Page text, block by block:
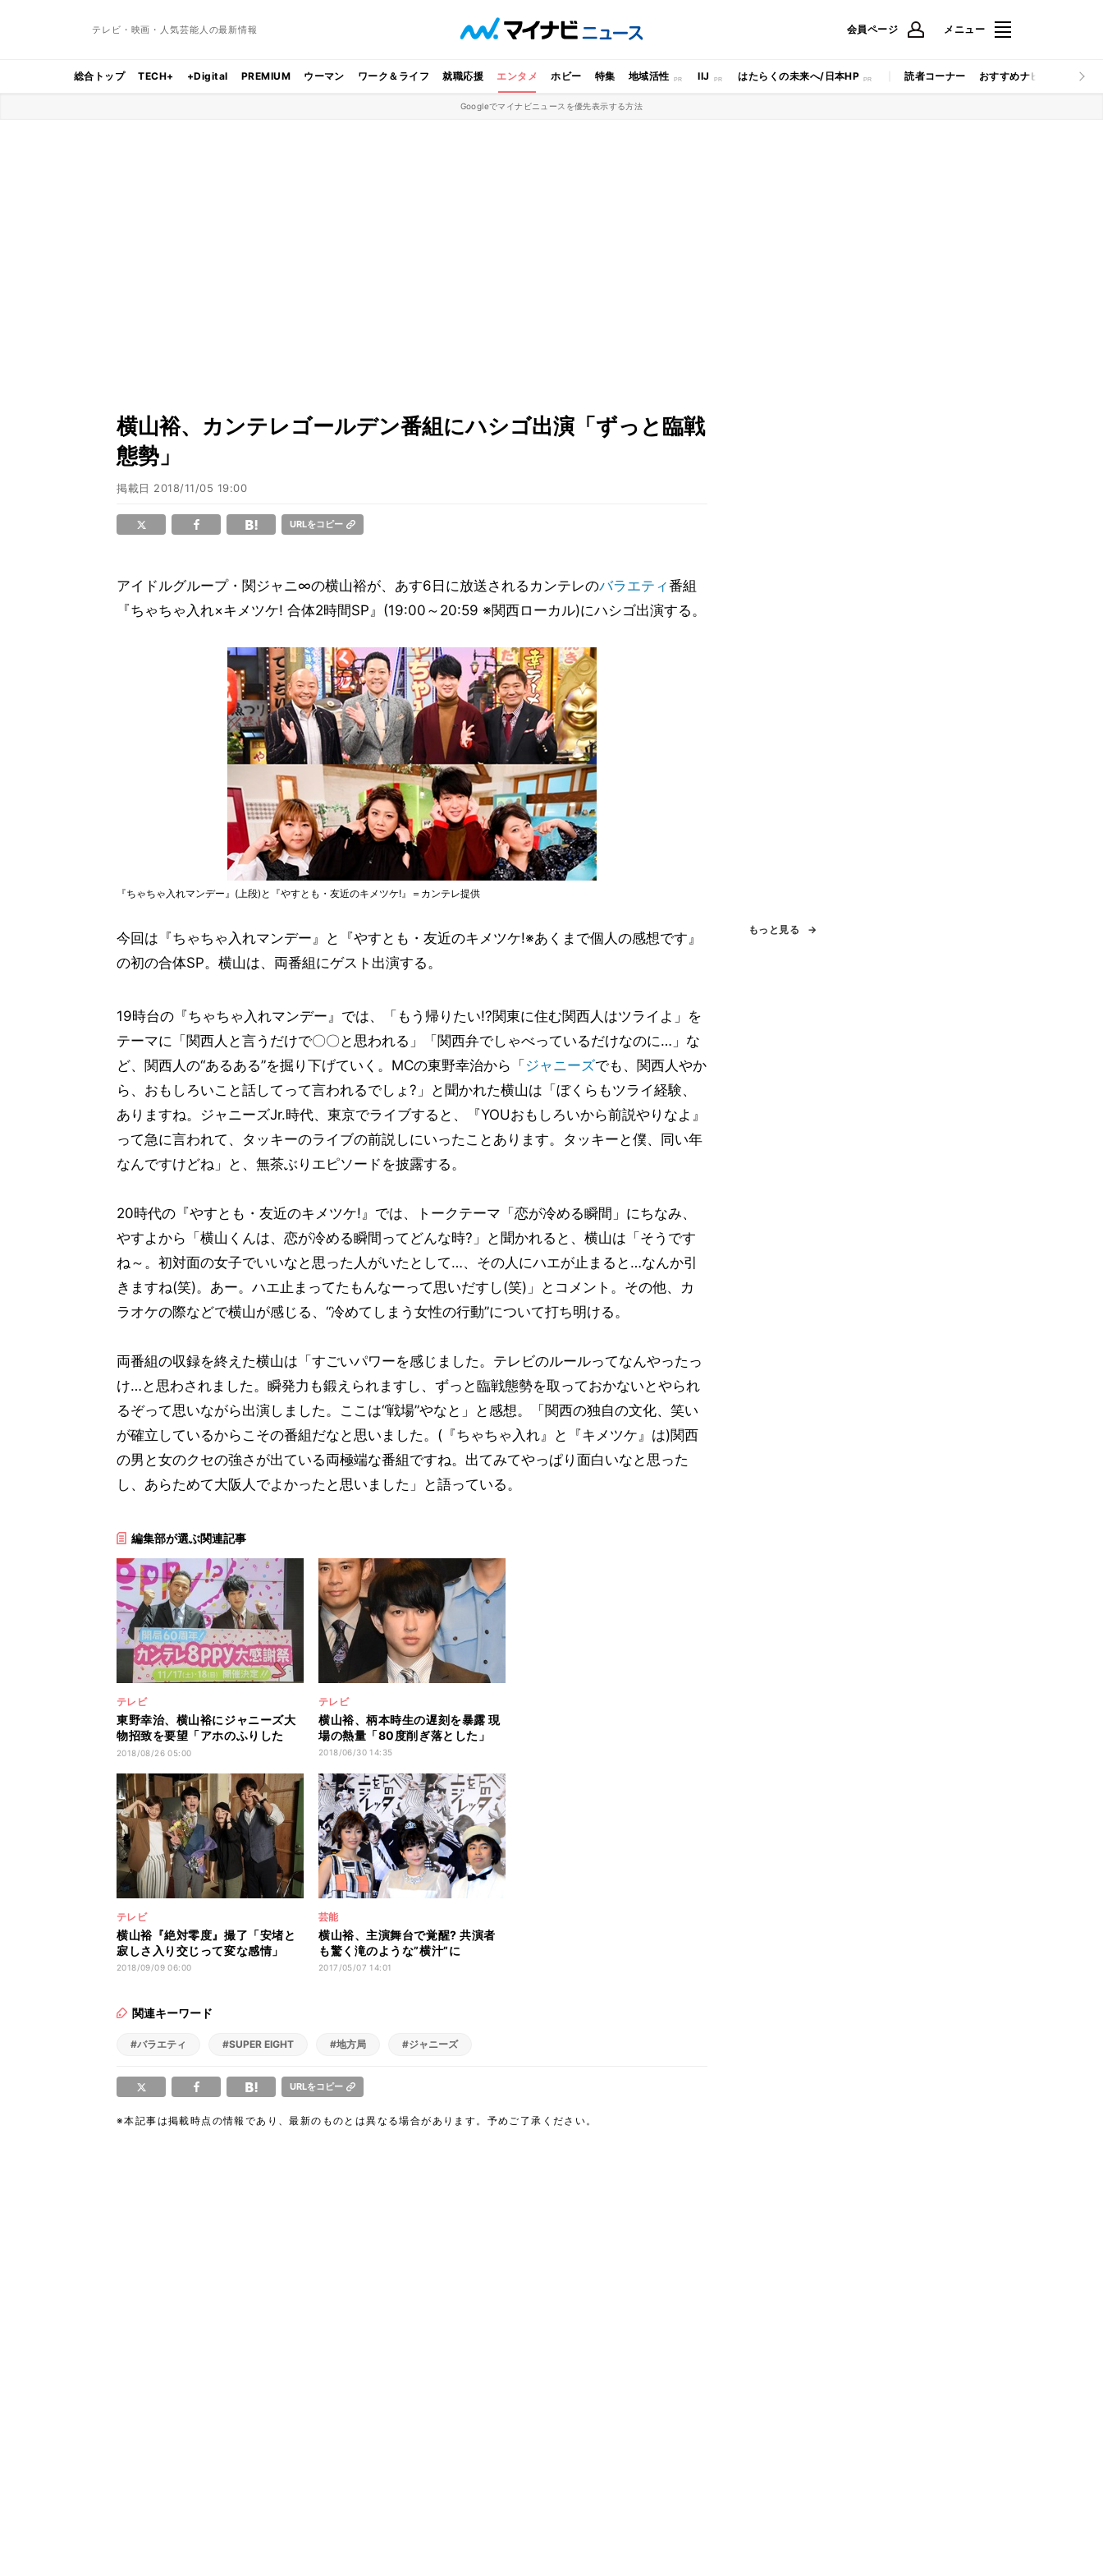
テレビ・映画・人気芸能人の最新情報 会員ページ メニュー
総合トップ TECH+ +Digital PREMIUM ウーマン ワーク＆ライフ 就職応援 エンタメ ホビー 特集 地域活性 IIJ はたらくの未来へ/日本HP 読者コーナー おすすめナビ マイナビ
Googleでマイナビニュースを優先表示する方法
横山裕、カンテレゴールデン番組にハシゴ出演「ずっと臨戦
態勢」
掲載日 2018/11/05 19:00
URLをコピー
アイドルグループ・関ジャニ∞の横山裕が、あす6日に放送されるカンテレのバラエティ番組
『ちゃちゃ入れ×キメツケ! 合体2時間SP』(19:00～20:59 ※関西ローカル)にハシゴ出演する。
『ちゃちゃ入れマンデー』(上段)と『やすとも・友近のキメツケ!』＝カンテレ提供
今回は『ちゃちゃ入れマンデー』と『やすとも・友近のキメツケ!※あくまで個人の感想です』
の初の合体SP。横山は、両番組にゲスト出演する。
19時台の『ちゃちゃ入れマンデー』では、「もう帰りたい!?関東に住む関西人はツライよ」を
テーマに「関西人と言うだけで〇〇と思われる」「関西弁でしゃべっているだけなのに…」な
ど、関西人の“あるある”を掘り下げていく。MCの東野幸治から「 ジャニーズでも、関西人やか
ら、おもしろいこと話してって言われるでしょ?」と聞かれた横山は「ぼくらもツライ経験、
ありますね。ジャニーズJr.時代、東京でライブすると、『YOUおもしろいから前説やりなよ』
って急に言われて、タッキーのライブの前説しにいったことあります。タッキーと僕、同い年
なんですけどね」と、無茶ぶりエピソードを披露する。
20時代の『やすとも・友近のキメツケ!』では、トークテーマ「恋が冷める瞬間」にちなみ、
やすよから「横山くんは、恋が冷める瞬間ってどんな時?」と聞かれると、横山は「そうです
ね～。初対面の女子でいいなと思った人がいたとして…、その人にハエが止まると…なんか引
きますね(笑)。あー。ハエ止まってたもんなーって思いだすし(笑)」とコメント。その他、カ
ラオケの際などで横山が感じる、“冷めてしまう女性の行動”について打ち明ける。
両番組の収録を終えた横山は「すごいパワーを感じました。テレビのルールってなんやったっ
け…と思わされました。瞬発力も鍛えられますし、ずっと臨戦態勢を取っておかないとやられ
るぞって思いながら出演しました。ここは“戦場”やなと」と感想。「関西の独自の文化、笑い
が確立しているからこその番組だなと思いました。(『ちゃちゃ入れ』と『キメツケ』は)関西
の男と女のクセの強さが出ている両極端な番組ですね。出てみてやっぱり面白いなと思った
し、あらためて大阪人でよかったと思いました」と語っている。
編集部が選ぶ関連記事
テレビ
東野幸治、横山裕にジャニーズ大
物招致を要望「アホのふりした
ら…」
2018/08/26 05:00
テレビ
横山裕、柄本時生の遅刻を暴露 現
場の熱量「80度削ぎ落とした」
2018/06/30 14:35
テレビ
横山裕『絶対零度』撮了「安堵と
寂しさ入り交じって変な感情」
2018/09/09 06:00
芸能
横山裕、主演舞台で覚醒? 共演者
も驚く滝のような”横汁”に
2017/05/07 14:01
関連キーワード
#バラエティ #SUPER EIGHT #地方局 #ジャニーズ
URLをコピー
※本記事は掲載時点の情報であり、最新のものとは異なる場合があります。予めご了承ください。
もっと見る